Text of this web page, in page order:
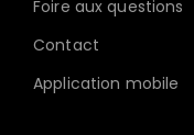
Foire aux questions
Contact
Application mobile